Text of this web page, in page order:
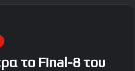
το Final-8 του